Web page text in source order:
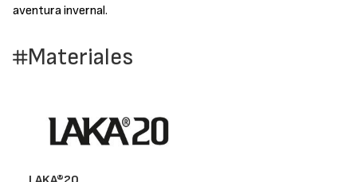
aventura invernal.
Materiales